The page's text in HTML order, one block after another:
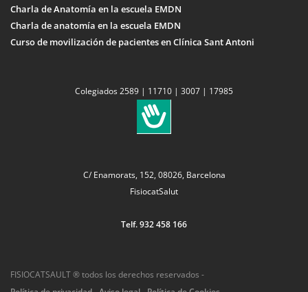
Charla de Anatomía en la escuela EMDN
Charla de anatomía en la escuela EMDN
Curso de movilización de pacientes en Clínica Sant Antoni
Colegiados 2589 | 11710 | 3007 | 17985
C/ Enamorats, 152, 08026, Barcelona
FisiocatSalut
Telf. 932 458 166
FISIOCATSAULT ® todos los derechos reservados -